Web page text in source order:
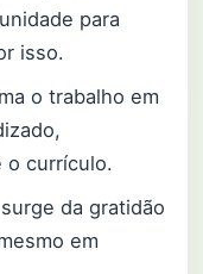
para
isso.
o trabalho em
o currículo.
da gratidão
em